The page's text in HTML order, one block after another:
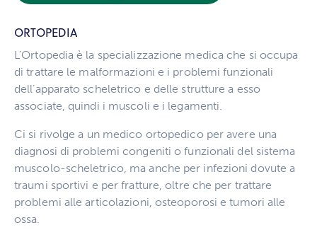
ORTOPEDIA
L’Ortopedia è la specializzazione medica che si occupa
di trattare le malformazioni e i problemi funzionali
dell’apparato scheletrico e delle strutture a esso
associate, quindi i muscoli e i legamenti.
Ci si rivolge a un medico ortopedico per avere una
diagnosi di problemi congeniti o funzionali del sistema
muscolo-scheletrico, ma anche per infezioni dovute a
traumi sportivi e per fratture, oltre che per trattare
problemi alle articolazioni, osteoporosi e tumori alle
ossa.